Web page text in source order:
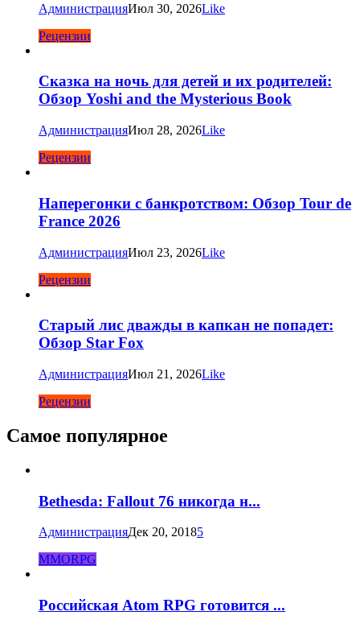
АдминистрацияИюл 30, 2026Like
Рецензии
Сказка на ночь для детей и их родителей:
Обзор Yoshi and the Mysterious Book
АдминистрацияИюл 28, 2026Like
Рецензии
Наперегонки с банкротством: Обзор Tour de
France 2026
АдминистрацияИюл 23, 2026Like
Рецензии
Старый лис дважды в капкан не попадет:
Обзор Star Fox
АдминистрацияИюл 21, 2026Like
Рецензии
Самое популярное
Bethesda: Fallout 76 никогда н...
АдминистрацияДек 20, 20185
MMORPG
Российская Atom RPG готовится ...